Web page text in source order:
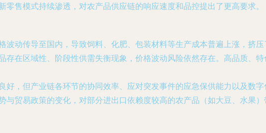
零售模式持续渗透，对农产品供应链的响应速度和品控提出了更高要求。
波动传导至国内，导致饲料、化肥、包装材料等生产成本普遍上涨，挤压
存在区域性、阶段性供需失衡现象，价格波动风险依然存在。高品质、
好，但产业链各环节的协同效率、应对突发事件的应急保供能力以及数字
与贸易政策的变化，对部分进出口依赖度较高的农产品（如大豆、水果）